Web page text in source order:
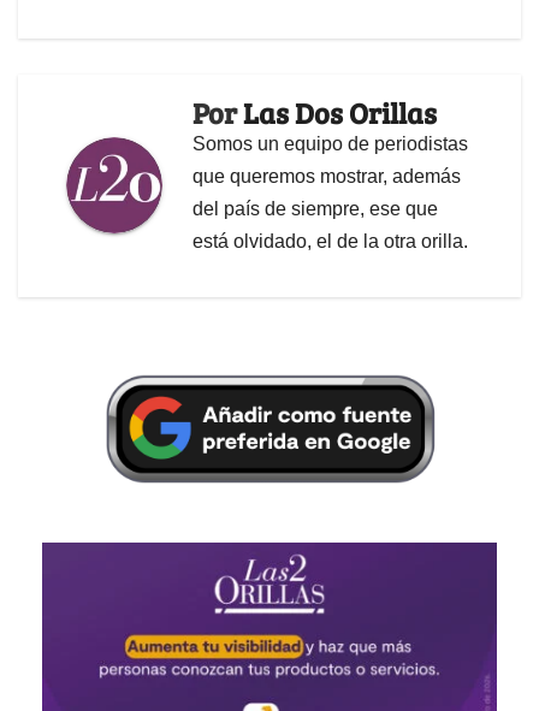
PorLas Dos Orillas
Somos un equipo de periodistas
que queremos mostrar, además
del país de siempre, ese que
está olvidado, el de la otra orilla.